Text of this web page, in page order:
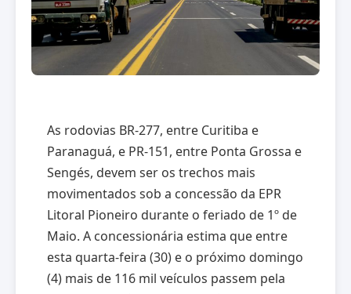
As rodovias BR-277, entre Curitiba e
Paranaguá, e PR-151, entre Ponta Grossa e
Sengés, devem ser os trechos mais
movimentados sob a concessão da EPR
Litoral Pioneiro durante o feriado de 1º de
Maio. A concessionária estima que entre
esta quarta-feira (30) e o próximo domingo
(4) mais de 116 mil veículos passem pela